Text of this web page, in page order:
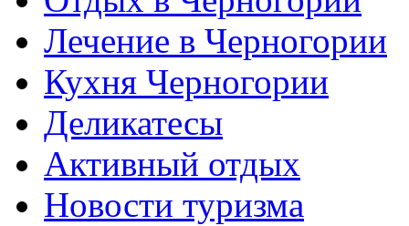
Лечение в Черногории
Кухня Черногории
Деликатесы
Активный отдых
Новости туризма